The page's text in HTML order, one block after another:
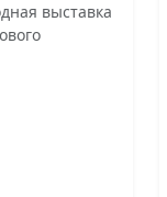
выставка